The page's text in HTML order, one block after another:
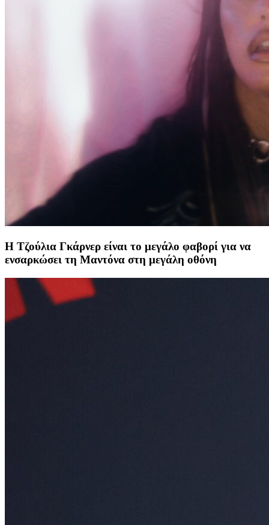
Η Τζούλια Γκάρνερ είναι το μεγάλο φαβορί για να
ενσαρκώσει τη Μαντόνα στη μεγάλη οθόνη